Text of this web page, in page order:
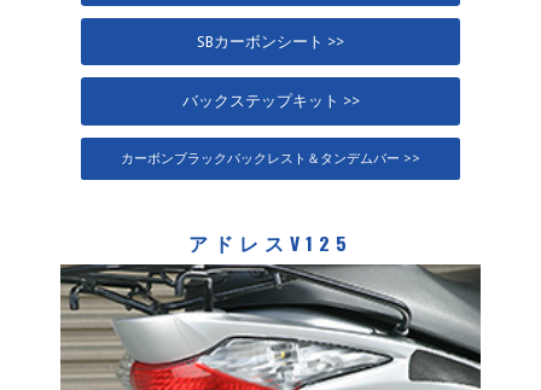
SBカーボンシート >>
バックステップキット >>
カーボンブラックバックレスト＆タンデムバー >>
アドレスV125